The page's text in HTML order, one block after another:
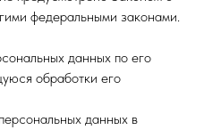
федеральными законами.
данных по его
обработки его
данных в